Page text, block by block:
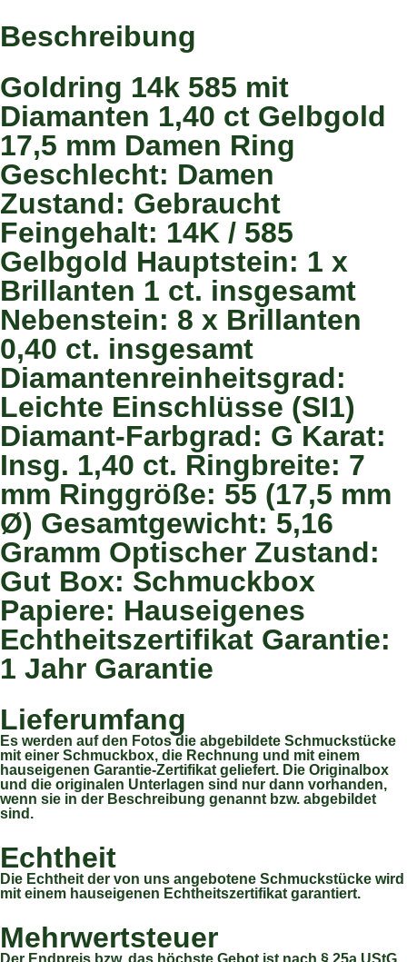
Beschreibung
Goldring 14k 585 mit
Diamanten 1,40 ct Gelbgold
17,5 mm Damen Ring
Geschlecht: Damen
Zustand: Gebraucht
Feingehalt: 14K / 585
Gelbgold Hauptstein: 1 x
Brillanten 1 ct. insgesamt
Nebenstein: 8 x Brillanten
0,40 ct. insgesamt
Diamantenreinheitsgrad:
Leichte Einschlüsse (SI1)
Diamant-Farbgrad: G Karat:
Insg. 1,40 ct. Ringbreite: 7
mm Ringgröße: 55 (17,5 mm
Ø) Gesamtgewicht: 5,16
Gramm Optischer Zustand:
Gut Box: Schmuckbox
Papiere: Hauseigenes
Echtheitszertifikat Garantie:
1 Jahr Garantie
Lieferumfang
Es werden auf den Fotos die abgebildete Schmuckstücke
mit einer Schmuckbox, die Rechnung und mit einem
hauseigenen Garantie-Zertifikat geliefert. Die Originalbox
und die originalen Unterlagen sind nur dann vorhanden,
wenn sie in der Beschreibung genannt bzw. abgebildet
sind.
Echtheit
Die Echtheit der von uns angebotene Schmuckstücke wird
mit einem hauseigenen Echtheitszertifikat garantiert.
Mehrwertsteuer
Der Endpreis bzw. das höchste Gebot ist nach § 25a UStG